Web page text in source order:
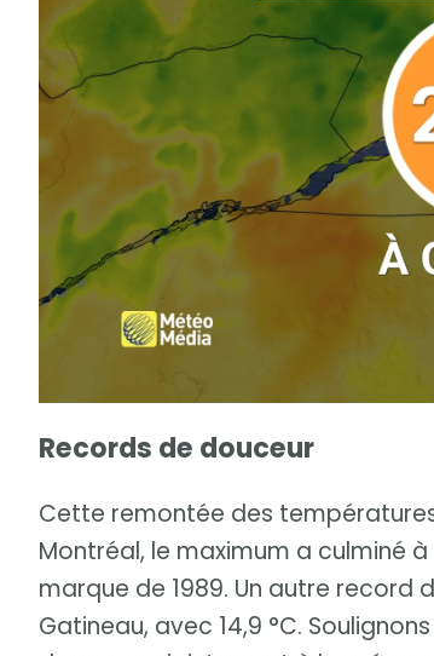
Records de douceur
Cette remontée des
Montréal, le maximum a culminé
marque de 1989. Un autre
Gatineau, avec 14,9 °C.